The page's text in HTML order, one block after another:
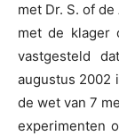
met Dr. S. of de
met de klager
vastgesteld
augustus 2002
de wet van 7
experimenten